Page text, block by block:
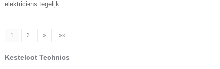
elektriciens tegelijk.
1 2 » »»
Kesteloot Technics